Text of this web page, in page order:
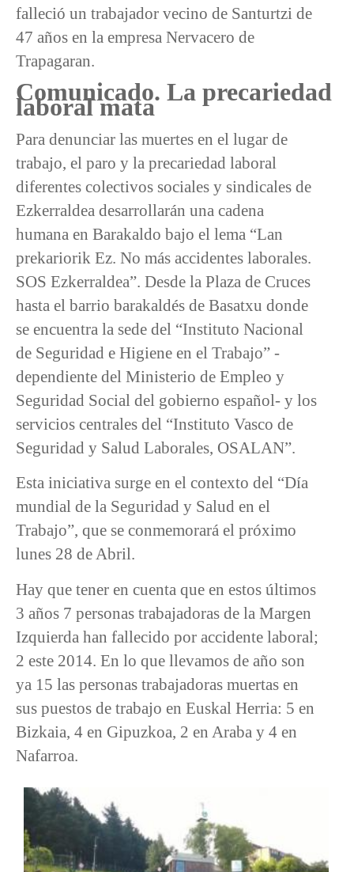
falleció un trabajador vecino de Santurtzi de
47 años en la empresa Nervacero de
Trapagaran.
Comunicado. La precariedad
laboral mata
Para denunciar las muertes en el lugar de
trabajo, el paro y la precariedad laboral
diferentes colectivos sociales y sindicales de
Ezkerraldea desarrollarán una cadena
humana en Barakaldo bajo el lema “Lan
prekariorik Ez. No más accidentes laborales.
SOS Ezkerraldea”. Desde la Plaza de Cruces
hasta el barrio barakaldés de Basatxu donde
se encuentra la sede del “Instituto Nacional
de Seguridad e Higiene en el Trabajo” -
dependiente del Ministerio de Empleo y
Seguridad Social del gobierno español- y los
servicios centrales del “Instituto Vasco de
Seguridad y Salud Laborales, OSALAN”.
Esta iniciativa surge en el contexto del “Día
mundial de la Seguridad y Salud en el
Trabajo”, que se conmemorará el próximo
lunes 28 de Abril.
Hay que tener en cuenta que en estos últimos
3 años 7 personas trabajadoras de la Margen
Izquierda han fallecido por accidente laboral;
2 este 2014. En lo que llevamos de año son
ya 15 las personas trabajadoras muertas en
sus puestos de trabajo en Euskal Herria: 5 en
Bizkaia, 4 en Gipuzkoa, 2 en Araba y 4 en
Nafarroa.